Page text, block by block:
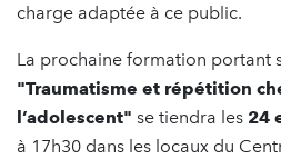
charge adaptée à ce public.
La prochaine formation portant
"Traumatisme et répétition
l’adolescent" se tiendra les 24
à 17h30 dans les locaux du